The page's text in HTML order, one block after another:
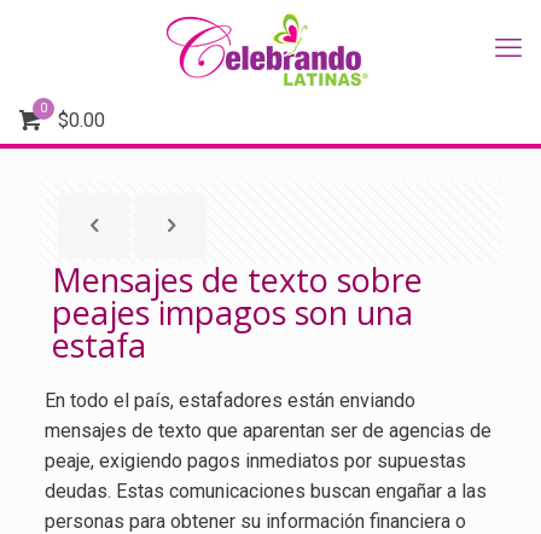
0
$0.00
Mensajes de texto sobre
peajes impagos son una
estafa
En todo el país, estafadores están enviando
mensajes de texto que aparentan ser de agencias de
peaje, exigiendo pagos inmediatos por supuestas
deudas. Estas comunicaciones buscan engañar a las
personas para obtener su información financiera o